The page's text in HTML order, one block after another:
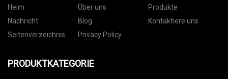
Heim Über uns
Produkte
Nachricht
Blog
Kontaktiere uns
Seitenverzeichnis
Privacy Policy
PRODUKTKATEGORIE